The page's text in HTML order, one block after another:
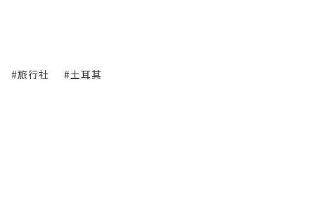
#旅行社 #土耳其